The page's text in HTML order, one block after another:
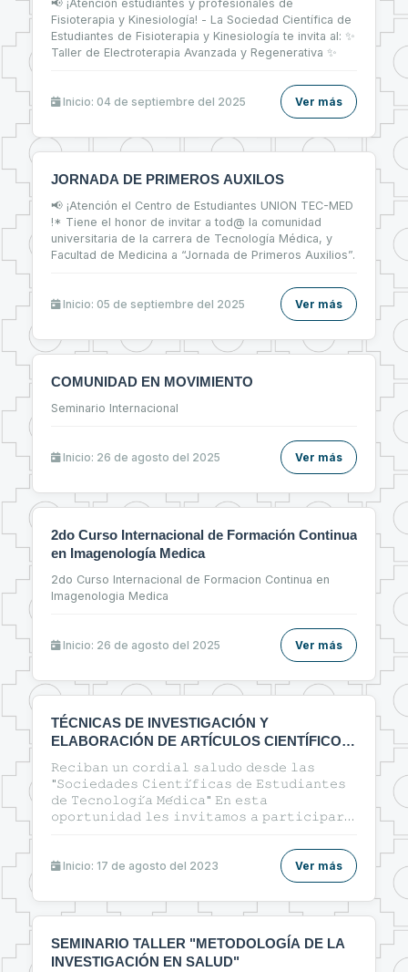
📢 ¡Atención estudiantes y profesionales de
Fisioterapia y Kinesiología! - La Sociedad Científica de
Estudiantes de Fisioterapia y Kinesiología te invita al: ✨
Taller de Electroterapia Avanzada y Regenerativa ✨
Inicio: 04 de septiembre del 2025 Ver más
JORNADA DE PRIMEROS AUXILOS
📢 ¡Atención el Centro de Estudiantes UNION TEC-MED
!* Tiene el honor de invitar a tod@ la comunidad
universitaria de la carrera de Tecnología Médica, y
Facultad de Medicina a “Jornada de Primeros Auxilios”.
Inicio: 05 de septiembre del 2025 Ver más
COMUNIDAD EN MOVIMIENTO
Seminario Internacional
Inicio: 26 de agosto del 2025 Ver más
2do Curso Internacional de Formación Continua
en Imagenología Medica
2do Curso Internacional de Formacion Continua en
Imagenologia Medica
Inicio: 26 de agosto del 2025 Ver más
TÉCNICAS DE INVESTIGACIÓN Y
ELABORACIÓN DE ARTÍCULOS CIENTÍFICOS
EN EL ÁREA DE LA SALUD
𝚁𝚎𝚌𝚒𝚋𝚊𝚗 𝚞𝚗 𝚌𝚘𝚛𝚍𝚒𝚊𝚕 𝚜𝚊𝚕𝚞𝚍𝚘 𝚍𝚎𝚜𝚍𝚎 𝚕𝚊𝚜
"𝚂𝚘𝚌𝚒𝚎𝚍𝚊𝚍𝚎𝚜 𝙲𝚒𝚎𝚗𝚝𝚒́𝚏𝚒𝚌𝚊𝚜 𝚍𝚎 𝙴𝚜𝚝𝚞𝚍𝚒𝚊𝚗𝚝𝚎𝚜
𝚍𝚎 𝚃𝚎𝚌𝚗𝚘𝚕𝚘𝚐𝚒́𝚊 𝙼𝚎́𝚍𝚒𝚌𝚊" 𝙴𝚗 𝚎𝚜𝚝𝚊
𝚘𝚙𝚘𝚛𝚝𝚞𝚗𝚒𝚍𝚊𝚍 𝚕𝚎𝚜 𝚒𝚗𝚟𝚒𝚝𝚊𝚖𝚘𝚜 𝚊 𝚙𝚊𝚛𝚝𝚒𝚌𝚒𝚙𝚊𝚛
ᴇʟᴀʙᴏʀᴀᴄɪᴏ́ɴ ᴅᴇ ᴀʀᴛɪ́ᴄᴜʟᴏs ᴄɪᴇɴᴛɪ́ғɪᴄᴏs ᴇɴ ᴇʟ ᴀ́ʀᴇᴀ ᴅᴇ ʟᴀ
sᴀʟᴜᴅ"🔰
Inicio: 17 de agosto del 2023 Ver más
SEMINARIO TALLER "METODOLOGÍA DE LA
INVESTIGACIÓN EN SALUD"